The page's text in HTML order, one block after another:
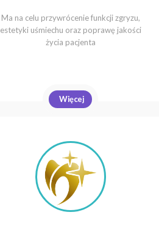
Ma na celu przywrócenie funkcji zgryzu,
estetyki uśmiechu oraz poprawę jakości
życia pacjenta
Więcej